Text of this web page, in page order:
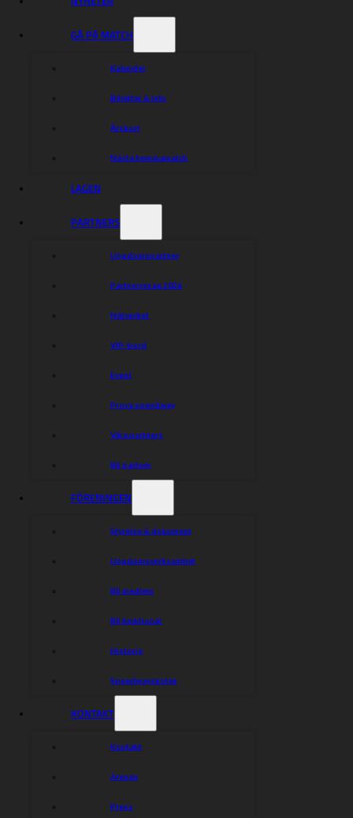
GÅ PÅ MATCH
Kalender
Biljetter & info
Årskort
Nästa hemmamatch
LAGEN
PARTNERS
Ungdomspartner
Partnerresan 2026
Nätverket
VIP-bord
Event
Prova speedway
Våra partners
Bli partner
FÖRENINGEN
Styrelse & dokument
Ungdomsverksamhet
Bli medlem
Bli funktionär
Historia
Speedwayskolan
KONTAKT
Kontakt
Arenan
Press
Dela nyheten: